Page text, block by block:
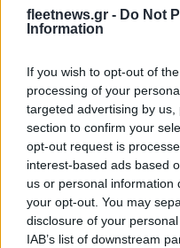
fleetnews.gr - Do Not
Information
If you wish to opt-out of
processing of your
targeted advertising by
section to confirm your
opt-out request is
interest-based ads based
us or personal information
your opt-out. You may
disclosure of your
IAB’s list of downstream
πενταετές πρόγραμμα
ενίσχυσης του Τύπου
Η Chery επενδύει 75
Το FIAT 500 Hybrid τώρα